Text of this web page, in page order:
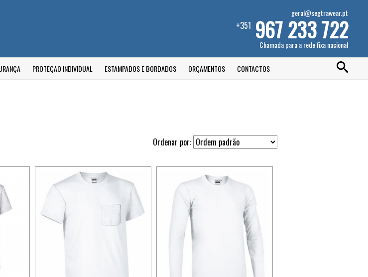
geral@segtrawear.pt
+351 967 233 722
Chamada para a rede fixa nacional
PROTEÇÃO INDIVIDUAL ESTAMPADOS E BORDADOS ORÇAMENTOS CONTACTOS
Ordenar por: